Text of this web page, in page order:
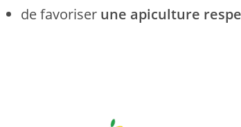
de favoriser une apiculture